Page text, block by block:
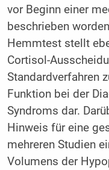
vor Beginn einer
beschrieben worden
Hemmtest stellt
Cortisol-
Standardverfahren
Funktion bei der
Syndroms dar.
Hinweis für eine
mehreren Studien
Volumens der